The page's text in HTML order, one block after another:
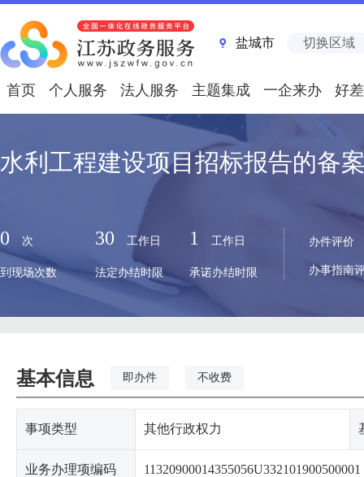
盐城市 切换区域
首页 个人服务 法人服务 主题集成 一企来办 好
水利工程建设项目招标报告的备
0 次
到现场次数
30 工作日
法定办结时限
1 工作日
承诺办结时限
办件评价
办事指南
基本信息 即办件 不收费
事项类型 其他行政权力
业务办理项编码 11320900014355056U332101900500001